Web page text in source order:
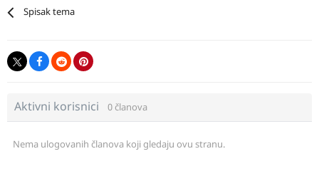
Spisak tema
Aktivni korisnici 0 članova
Nema ulogovanih članova koji gledaju ovu stranu.